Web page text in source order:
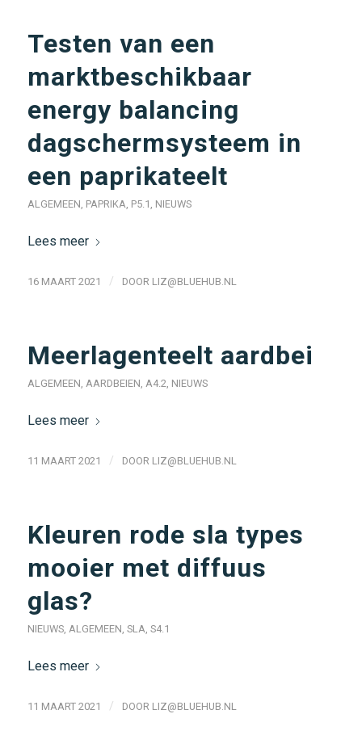
Testen van een
marktbeschikbaar
energy balancing
dagschermsysteem in
een paprikateelt
ALGEMEEN, PAPRIKA, P5.1 , NIEUWS
Lees meer
16 MAART 2021 / DOOR LIZ@BLUEHUB.NL
Meerlagenteelt aardbei
ALGEMEEN, AARDBEIEN, A4.2, NIEUWS
Lees meer
11 MAART 2021 / DOOR LIZ@BLUEHUB.NL
Kleuren rode sla types
mooier met diffuus
glas?
NIEUWS, ALGEMEEN, SLA, S4.1
Lees meer
11 MAART 2021 / DOOR LIZ@BLUEHUB.NL